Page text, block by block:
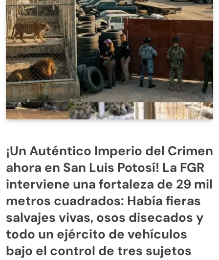
¡Un Auténtico Imperio del Crimen
ahora en San Luis Potosí! La FGR
interviene una fortaleza de 29 mil
metros cuadrados: Había fieras
salvajes vivas, osos disecados y
todo un ejército de vehículos
bajo el control de tres sujetos